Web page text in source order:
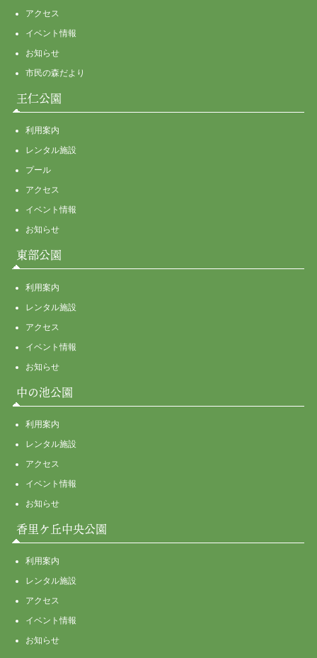
アクセス
イベント情報
お知らせ
市民の森だより
王仁公園
利用案内
レンタル施設
プール
アクセス
イベント情報
お知らせ
東部公園
利用案内
レンタル施設
アクセス
イベント情報
お知らせ
中の池公園
利用案内
レンタル施設
アクセス
イベント情報
お知らせ
香里ケ丘中央公園
利用案内
レンタル施設
アクセス
イベント情報
お知らせ